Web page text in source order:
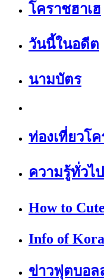
โคราชฮาเฮ
วันนี้ในอดีต
นามบัตร
ท่องเที่ยวโ
ความรู้ทั่วไ
How to
Info of
ข่าวฟุตบอล